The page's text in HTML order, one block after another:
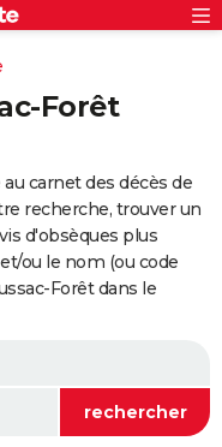
Forêt
carnet des décès de
recherche, trouver un
d'obsèques plus
ou le nom (ou code
Forêt dans le